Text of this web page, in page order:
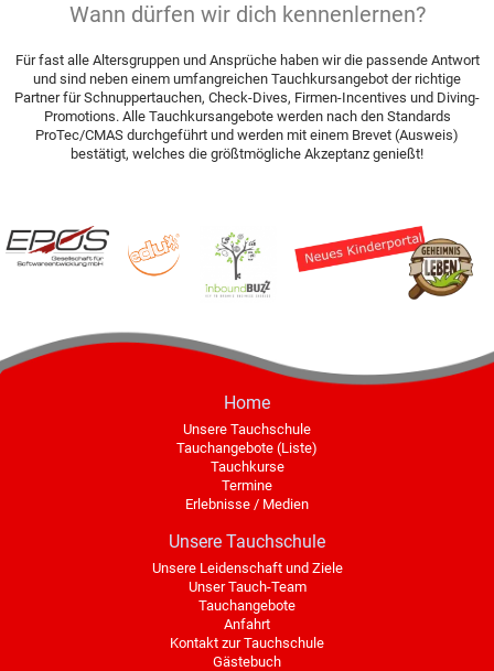
Wann dürfen wir dich kennenlernen?
Für fast alle Altersgruppen und Ansprüche haben wir die passende Antwort
und sind neben einem umfangreichen Tauchkursangebot der richtige
Partner für Schnuppertauchen, Check-Dives, Firmen-Incentives und Diving-
Promotions. Alle Tauchkursangebote werden nach den Standards
ProTec/CMAS durchgeführt und werden mit einem Brevet (Ausweis)
bestätigt, welches die größtmögliche Akzeptanz genießt!
Home
Unsere Tauchschule
Tauchangebote (Liste)
Tauchkurse
Termine
Erlebnisse / Medien
Unsere Tauchschule
Unsere Leidenschaft und Ziele
Unser Tauch-Team
Tauchangebote
Anfahrt
Kontakt zur Tauchschule
Gästebuch